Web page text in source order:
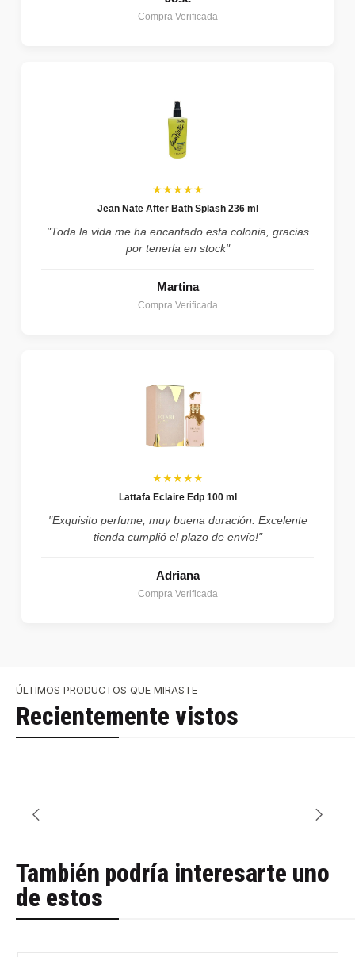
Compra Verificada
★★★★★
Jean Nate After Bath Splash 236 ml
"Toda la vida me ha encantado esta colonia, gracias
por tenerla en stock"
Martina
Compra Verificada
★★★★★
Lattafa Eclaire Edp 100 ml
"Exquisito perfume, muy buena duración. Excelente
tienda cumplió el plazo de envío!"
Adriana
Compra Verificada
ÚLTIMOS PRODUCTOS QUE MIRASTE
Recientemente vistos
También podría interesarte uno
de estos